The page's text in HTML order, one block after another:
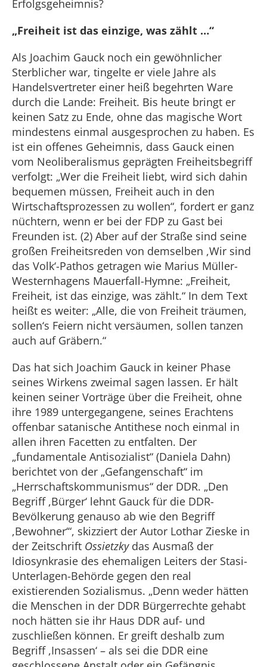
Erfolgsgeheimnis?
„Freiheit ist das einzige, was zählt …“
Als Joachim Gauck noch ein gewöhnlicher
Sterblicher war, tingelte er viele Jahre als
Handelsvertreter einer heiß begehrten Ware
durch die Lande: Freiheit. Bis heute bringt er
keinen Satz zu Ende, ohne das magische Wort
mindestens einmal ausgesprochen zu haben. Es
ist ein offenes Geheimnis, dass Gauck einen
vom Neoliberalismus geprägten Freiheitsbegriff
verfolgt: „Wer die Freiheit liebt, wird sich dahin
bequemen müssen, Freiheit auch in den
Wirtschaftsprozessen zu wollen“, fordert er ganz
nüchtern, wenn er bei der FDP zu Gast bei
Freunden ist. (2) Aber auf der Straße sind seine
großen Freiheitsreden von demselben ,Wir sind
das Volk‘-Pathos getragen wie Marius Müller-
Westernhagens Mauerfall-Hymne: „Freiheit,
Freiheit, ist das einzige, was zählt.“ In dem Text
heißt es weiter: „Alle, die von Freiheit träumen,
sollen‘s Feiern nicht versäumen, sollen tanzen
auch auf Gräbern.“
Das hat sich Joachim Gauck in keiner Phase
seines Wirkens zweimal sagen lassen. Er hält
keinen seiner Vorträge über die Freiheit, ohne
ihre 1989 untergegangene, seines Erachtens
offenbar satanische Antithese noch einmal in
allen ihren Facetten zu entfalten. Der
„fundamentale Antisozialist“ (Daniela Dahn)
berichtet von der „Gefangenschaft“ im
„Herrschaftskommunismus“ der DDR. „Den
Begriff ,Bürger‘ lehnt Gauck für die DDR-
Bevölkerung genauso ab wie den Begriff
,Bewohner‘“, skizziert der Autor Lothar Zieske in
der Zeitschrift Ossietzky das Ausmaß der
Idiosynkrasie des ehemaligen Leiters der Stasi-
Unterlagen-Behörde gegen den real
existierenden Sozialismus. „Denn weder hätten
die Menschen in der DDR Bürgerrechte gehabt
noch hätten sie ihr Haus DDR auf- und
zuschließen können. Er greift deshalb zum
Begriff ,Insassen‘ – als sei die DDR eine